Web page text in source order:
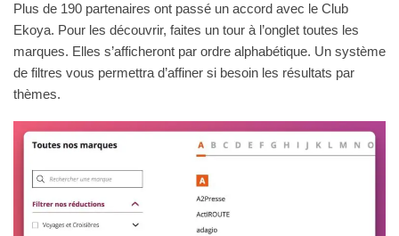
Plus de 190 partenaires ont passé un accord avec le Club
Ekoya. Pour les découvrir, faites un tour à l’onglet toutes les
marques. Elles s’afficheront par ordre alphabétique. Un système
de filtres vous permettra d’affiner si besoin les résultats par
thèmes.